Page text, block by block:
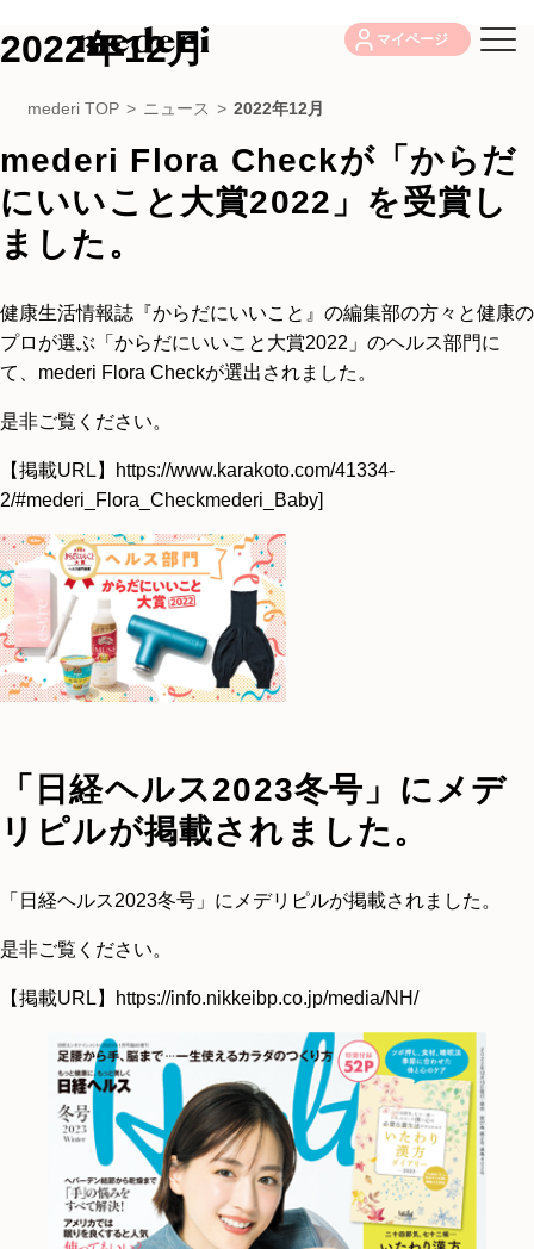
マイページ
mederi TOP > ニュース > 2022年12月
2022年12月
mederi Flora Checkが「からだ
にいいこと大賞2022」を受賞し
ました。
健康生活情報誌『からだにいいこと』の編集部の方々と健康の
プロが選ぶ「からだにいいこと大賞2022」のヘルス部門に
て、mederi Flora Checkが選出されました。
是非ご覧ください。
【掲載URL】
https://www.karakoto.com/41334-
2/#mederi_Flora_Checkmederi_Baby]
「日経ヘルス2023冬号」にメデ
リピルが掲載されました。
「日経ヘルス2023冬号」にメデリピルが掲載されました。
是非ご覧ください。
【掲載URL】 https://info.nikkeibp.co.jp/media/NH/